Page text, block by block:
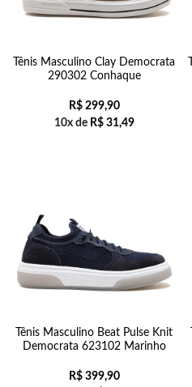
Tênis Masculino Clay Democrata
290302 Conhaque
R$299,90
10x de R$31,49
Tênis Masculino Beat Pulse Knit
Democrata 623102 Marinho
R$399,90